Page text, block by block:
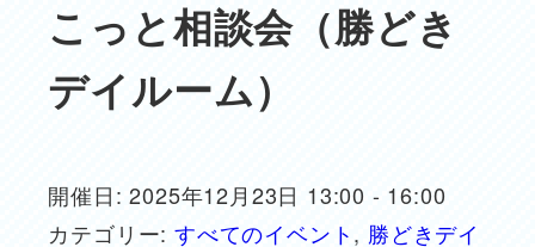
こっと相談会（勝どき
デイルーム）
開催日: 2025年12月23日 13:00 - 16:00
カテゴリー: すべてのイベント, 勝どきデイ